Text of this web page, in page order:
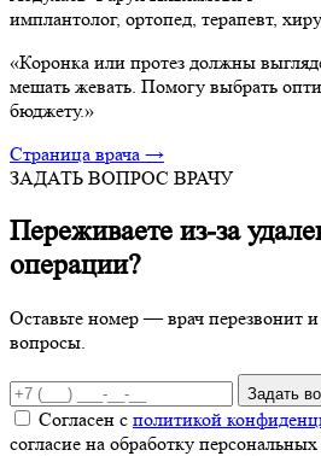
имплантолог, ортопед, терапевт,
«Коронка или протез должны
мешать жевать. Помогу выбрать
бюджету.»
Страница врача →
ЗАДАТЬ ВОПРОС ВРАЧУ
Переживаете из-за
операции?
Оставьте номер — врач перезвонит
вопросы.
Задать
Согласен с политикой
согласие на обработку